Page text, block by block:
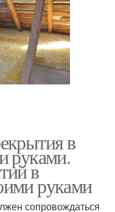
в
руками.
в
руками
сопровождаться